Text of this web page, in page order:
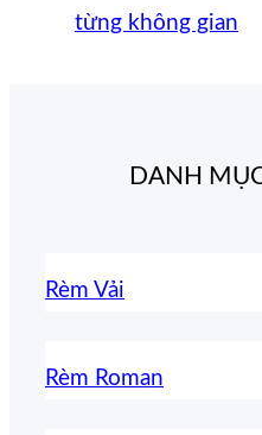
từng không gian
DANH
Rèm Vải
Rèm Roman